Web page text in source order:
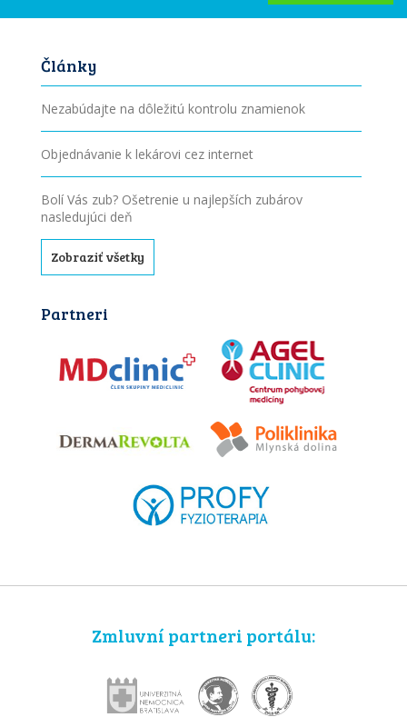
Články
Nezabúdajte na dôležitú kontrolu znamienok
Objednávanie k lekárovi cez internet
Bolí Vás zub? Ošetrenie u najlepších zubárov
nasledujúci deň
Zobraziť všetky
Partneri
Zmluvní partneri portálu: